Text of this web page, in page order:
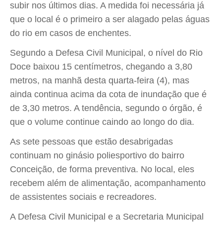
subir nos últimos dias. A medida foi necessária já
que o local é o primeiro a ser alagado pelas águas
do rio em casos de enchentes.
Segundo a Defesa Civil Municipal, o nível do Rio
Doce baixou 15 centímetros, chegando a 3,80
metros, na manhã desta quarta-feira (4), mas
ainda continua acima da cota de inundação que é
de 3,30 metros. A tendência, segundo o órgão, é
que o volume continue caindo ao longo do dia.
As sete pessoas que estão desabrigadas
continuam no ginásio poliesportivo do bairro
Conceição, de forma preventiva. No local, eles
recebem além de alimentação, acompanhamento
de assistentes sociais e recreadores.
A Defesa Civil Municipal e a Secretaria Municipal